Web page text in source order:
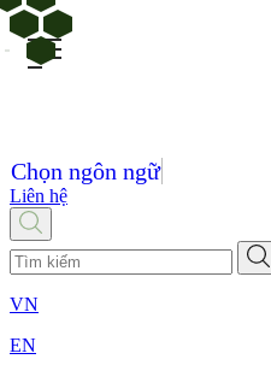
Chọn ngôn ngữ
Liên hệ
VN
EN